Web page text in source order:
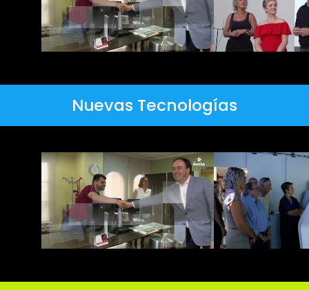
Nuevas Tecnologías